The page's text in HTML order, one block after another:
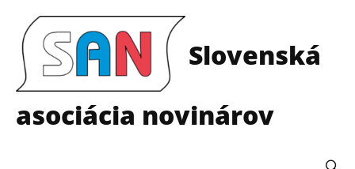
Slovenská
asociácia novinárov